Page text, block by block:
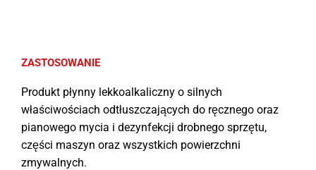
ZASTOSOWANIE
Produkt płynny lekkoalkaliczny o silnych
właściwościach odtłuszczających do ręcznego oraz
pianowego mycia i dezynfekcji drobnego sprzętu,
części maszyn oraz wszystkich powierzchni
zmywalnych.